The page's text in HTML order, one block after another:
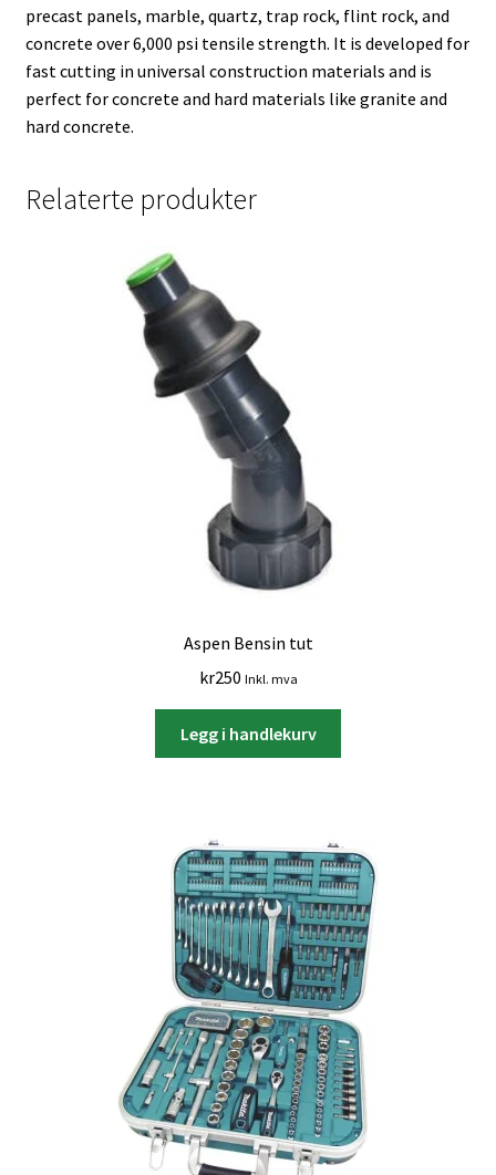
precast panels, marble, quartz, trap rock, flint rock, and
concrete over 6,000 psi tensile strength. It is developed for
fast cutting in universal construction materials and is
perfect for concrete and hard materials like granite and
hard concrete.
Relaterte produkter
Aspen Bensin tut
kr250 Inkl. mva
Legg i handlekurv